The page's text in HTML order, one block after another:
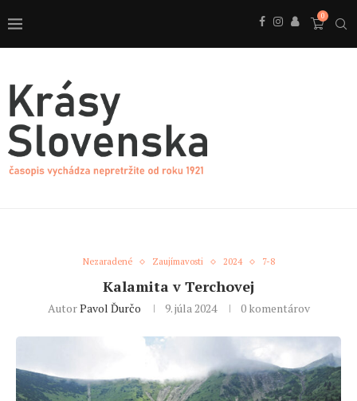
0
Nezaradené Zaujímavosti 2024 7-8
Kalamita v Terchovej
AutorPavol Ďurčo 9. júla 2024 0 komentárov